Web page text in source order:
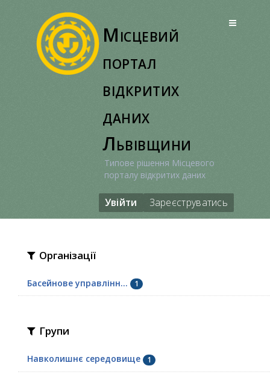
Місцевий
портал
відкритих
даних
Львівщини
Типове рішення Місцевого
порталу відкритих даних
Увійти Зареєструватись
Організації
Басейнове управлінн... 1
Групи
Навколишнє середовище 1